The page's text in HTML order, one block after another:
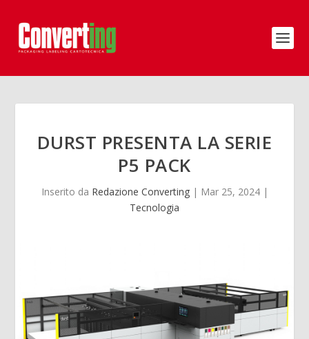
DURST PRESENTA LA SERIE
P5 PACK
Inserito da Redazione Converting| Mar 25, 2024|
Tecnologia